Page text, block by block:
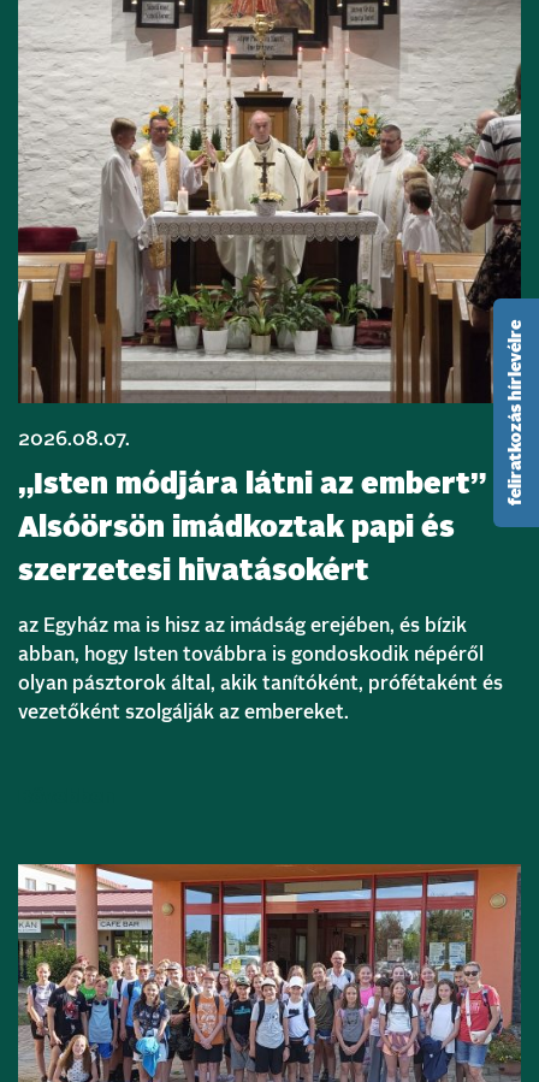
2026.08.07.
„Isten módjára látni az embert” –
Alsóörsön imádkoztak papi és
szerzetesi hivatásokért
az Egyház ma is hisz az imádság erejében, és bízik
abban, hogy Isten továbbra is gondoskodik népéről
olyan pásztorok által, akik tanítóként, prófétaként és
vezetőként szolgálják az embereket.
feliratkozás hírlevélre